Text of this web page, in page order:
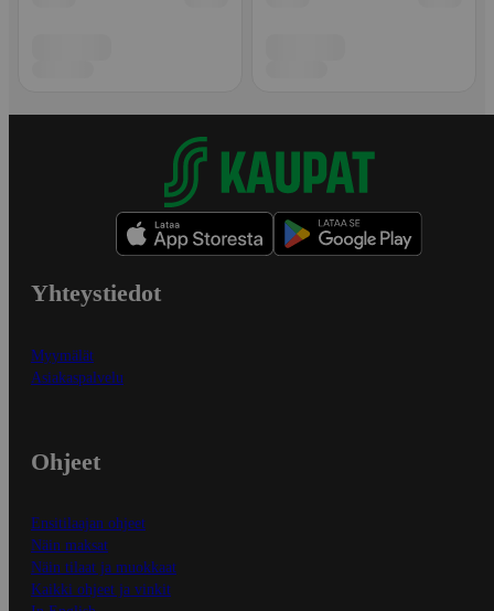
Yhteystiedot
Myymälät
Asiakaspalvelu
Ohjeet
Ensitilaajan ohjeet
Näin maksat
Näin tilaat ja muokkaat
Kaikki ohjeet ja vinkit